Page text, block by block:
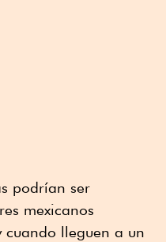
podrían ser
mexicanos
cuando lleguen a un